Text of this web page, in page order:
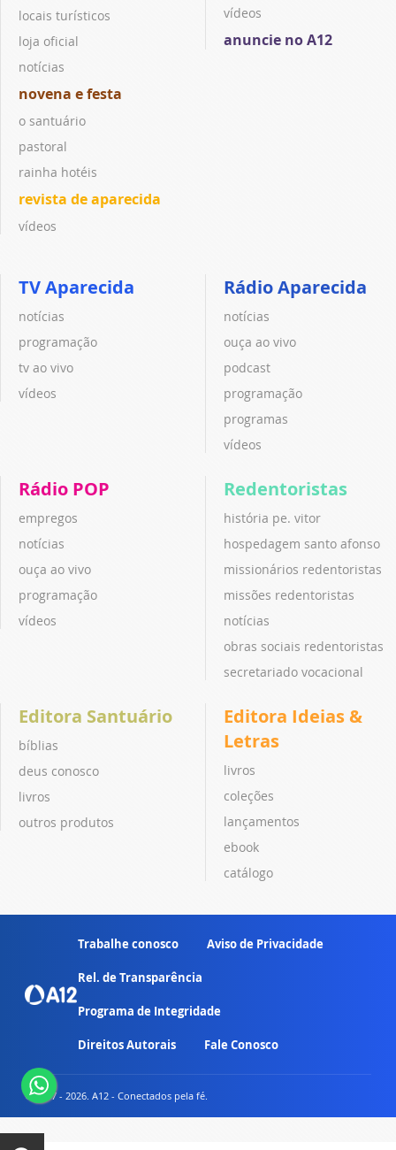
locais turísticos
loja oficial
notícias
novena e festa
o santuário
pastoral
rainha hotéis
revista de aparecida
vídeos
vídeos
anuncie no A12
TV Aparecida
notícias
programação
tv ao vivo
vídeos
Rádio Aparecida
notícias
ouça ao vivo
podcast
programação
programas
vídeos
Rádio POP
empregos
notícias
ouça ao vivo
programação
vídeos
Redentoristas
história pe. vitor
hospedagem santo afonso
missionários redentoristas
missões redentoristas
notícias
obras sociais redentoristas
secretariado vocacional
Editora Santuário
bíblias
deus conosco
livros
outros produtos
Editora Ideias &
Letras
livros
coleções
lançamentos
ebook
catálogo
Trabalhe conosco Aviso de Privacidade
Rel. de Transparência
Programa de Integridade
Direitos Autorais Fale Conosco
© 2007 - 2026. A12 - Conectados pela fé.